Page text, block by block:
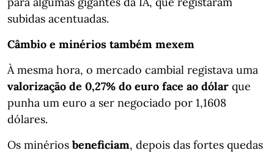
subidas acentuadas.
Câmbio e minérios também mexem
À mesma hora, o mercado cambial registava uma
valorização de 0,27% do euro face ao dólar que
punha um euro a ser negociado por 1,1608
dólares.
Os minérios beneficiam, depois das fortes quedas